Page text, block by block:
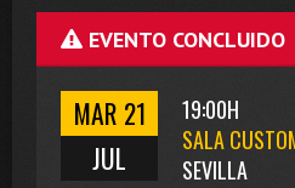
EVENTO CONCLUIDO
MAR 21
JUL
19:00H
SALA
SEVILLA